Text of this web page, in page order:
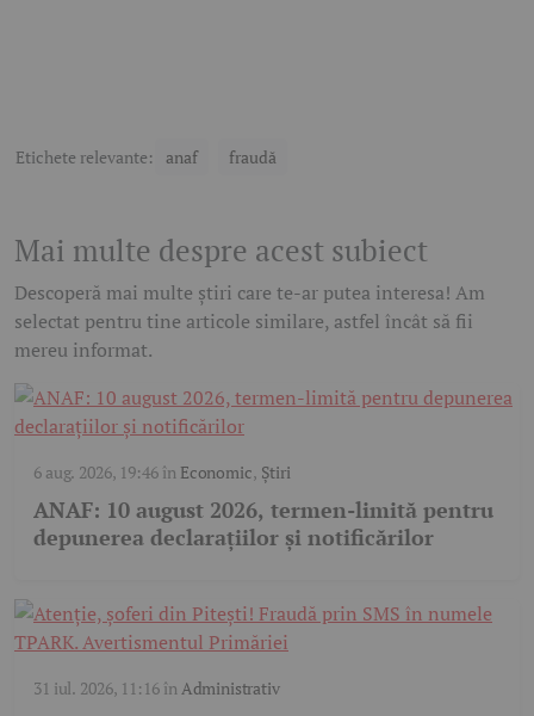
Etichete relevante: anaf fraudă
Mai multe despre acest subiect
Descoperă mai multe știri care te-ar putea interesa! Am
selectat pentru tine articole similare, astfel încât să fii
mereu informat.
6 aug. 2026, 19:46în Economic, Știri
ANAF: 10 august 2026, termen-limită pentru
depunerea declarațiilor și notificărilor
31 iul. 2026, 11:16înAdministrativ